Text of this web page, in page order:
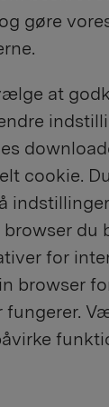
gøre
at
cookie.
du
for
browser
fungerer.